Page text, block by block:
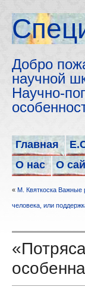
Добро
научной
Научно-
Главная
О нас
О
« М. Квяткоска Важные
человека, или